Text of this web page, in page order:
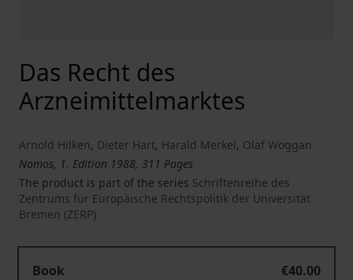
Das Recht des
Arzneimittelmarktes
Arnold Hilken, Dieter Hart, Harald Merkel, Olaf Woggan
Nomos, 1. Edition 1988, 311 Pages
The product is part of the series Schriftenreihe des
Zentrums für Europäische Rechtspolitik der Universität
Bremen (ZERP)
Book
€40.00